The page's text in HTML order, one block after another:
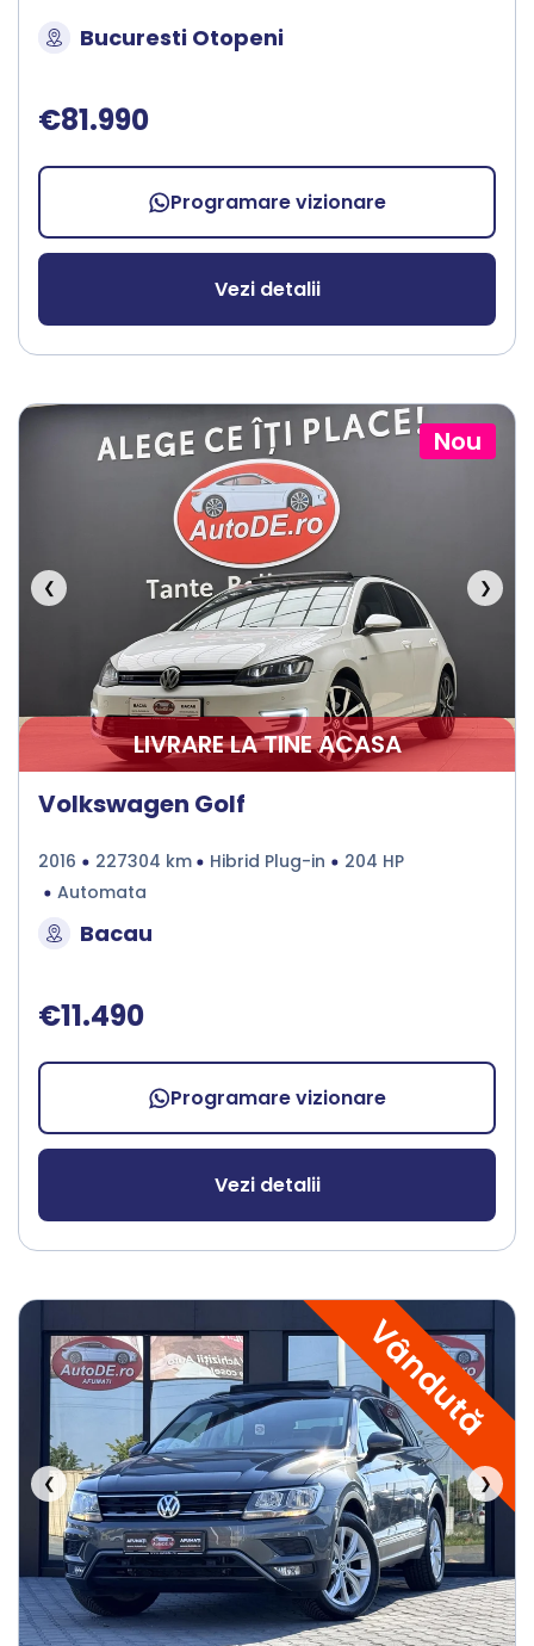
Bucuresti Otopeni
€81.990
Programare vizionare
Vezi detalii
Nou
❮ ❯
LIVRARE LA TINE ACASA
Volkswagen Golf
2016 227304 km Hibrid Plug-in
204 HP
Automata
Bacau
€11.490
Programare vizionare
Vezi detalii
Vândută
❮ ❯